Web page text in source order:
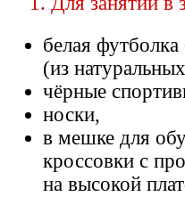
белая футболка
(из
чёрные
носки,
в мешке для
кроссовки с
на высокой